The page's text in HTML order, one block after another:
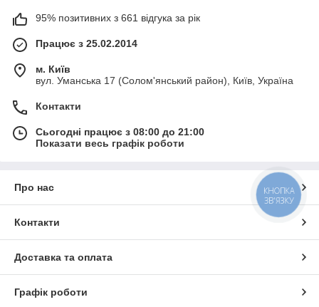
95% позитивних з 661 відгука за рік
Працює з 25.02.2014
м. Київ
вул. Уманська 17 (Солом'янський район), Київ, Україна
Контакти
Сьогодні працює з 08:00 до 21:00
Показати весь графік роботи
Про нас
Контакти
Доставка та оплата
Графік роботи
КНОПКА
ЗВ'ЯЗКУ